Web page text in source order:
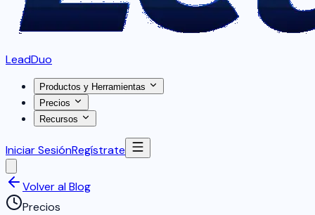
LeadDuo
Productos y Herramientas
Precios
Recursos
Iniciar SesiónRegístrate
Volver al Blog
Precios